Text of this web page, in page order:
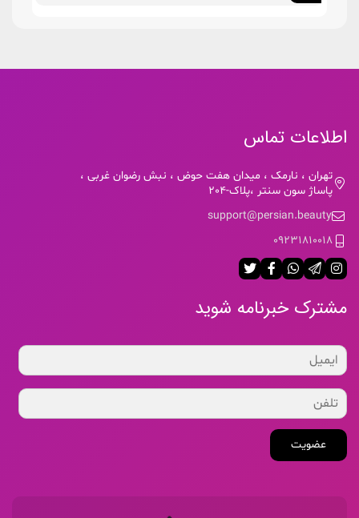
اطلاعات تماس
تهران ، نارمک ، میدان هفت حوض ، نبش رضوان غربی ،
پاساژ سون سنتر ،پلاک-204
support@persian.beauty
09231810018
مشترک خبرنامه شوید
عضویت